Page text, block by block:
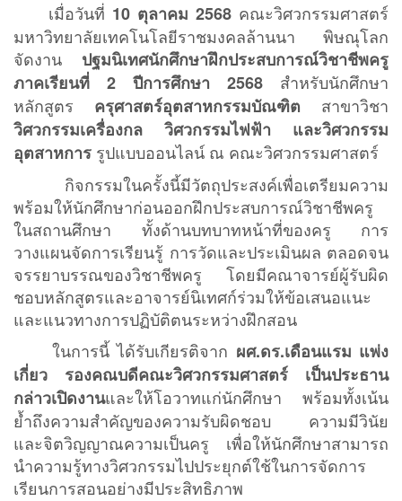
เมื่อวันที่ 10 ตุลาคม 2568 คณะวิศวกรรมศาสตร์
มหาวิทยาลัยเทคโนโลยีราชมงคลล้านนา พิษณุโลก
จัดงาน ปฐมนิเทศนักศึกษาฝึกประสบการณ์วิชาชีพครู
ภาคเรียนที่ 2 ปีการศึกษา 2568 สำหรับนักศึกษา
หลักสูตร ครุศาสตร์อุตสาหกรรมบัณฑิต สาขาวิชา
วิศวกรรมเครื่องกล วิศวกรรมไฟฟ้า และวิศวกรรม
อุตสาหการ รูปแบบออนไลน์ ณ คณะวิศวกรรมศาสตร์
กิจกรรมในครั้งนี้มีวัตถุประสงค์เพื่อเตรียมความ
พร้อมให้นักศึกษาก่อนออกฝึกประสบการณ์วิชาชีพครู
ในสถานศึกษา ทั้งด้านบทบาทหน้าที่ของครู การ
วางแผนจัดการเรียนรู้ การวัดและประเมินผล ตลอดจน
จรรยาบรรณของวิชาชีพครู โดยมีคณาจารย์ผู้รับผิด
ชอบหลักสูตรและอาจารย์นิเทศก์ร่วมให้ข้อเสนอแนะ
และแนวทางการปฏิบัติตนระหว่างฝึกสอน
ในการนี้ ได้รับเกียรติจาก ผศ.ดร.เดือนแรม แพ่ง
เกี่ยว รองคณบดีคณะวิศวกรรมศาสตร์ เป็นประธาน
กล่าวเปิดงานและให้โอวาทแก่นักศึกษา พร้อมทั้งเน้น
ย้ำถึงความสำคัญของความรับผิดชอบ ความมีวินัย
และจิตวิญญาณความเป็นครู เพื่อให้นักศึกษาสามารถ
นำความรู้ทางวิศวกรรมไปประยุกต์ใช้ในการจัดการ
เรียนการสอนอย่างมีประสิทธิภาพ